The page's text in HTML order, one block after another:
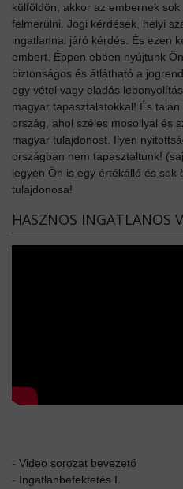
külföldön, akkor az embernek
felmerülni. Jogi kérdések, helyi
ingatlannal járó kérdés. És ezen
embert. Éppen ebben nyújtunk
biztonságos és átlátható a
egy vétel vagy eladás
magyar tapasztalatokkal! És
ország, ahol széles mosollyal és
magyar tulajdonost. Ilyen
országban nem tapasztaltunk!
legyen Ön is egy értékálló és sok
tulajdonosa!
HASZNOS INGATLANOS
- Video sorozat bevezető
- Ingatlanbefektetés I.